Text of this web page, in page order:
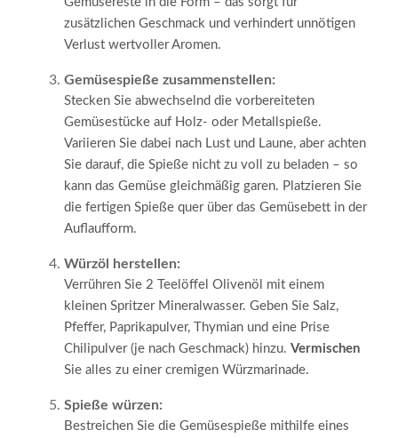
zusätzlichen Geschmack und verhindert unnötigen
Verlust wertvoller Aromen.
Gemüsespieße zusammenstellen:
Stecken Sie abwechselnd die vorbereiteten
Gemüsestücke auf Holz- oder Metallspieße.
Variieren Sie dabei nach Lust und Laune, aber achten
Sie darauf, die Spieße nicht zu voll zu beladen – so
kann das Gemüse gleichmäßig garen. Platzieren Sie
die fertigen Spieße quer über das Gemüsebett in der
Auflaufform.
Würzöl herstellen:
Verrühren Sie 2 Teelöffel Olivenöl mit einem
kleinen Spritzer Mineralwasser. Geben Sie Salz,
Pfeffer, Paprikapulver, Thymian und eine Prise
Chilipulver (je nach Geschmack) hinzu. Vermischen
Sie alles zu einer cremigen Würzmarinade.
Spieße würzen:
Bestreichen Sie die Gemüsespieße mithilfe eines